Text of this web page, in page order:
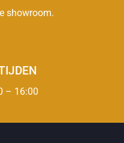
showroom.
– 16:00